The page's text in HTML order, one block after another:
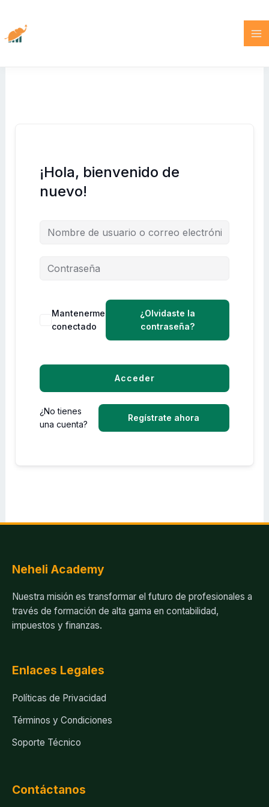
contenido
¡Hola, bienvenido de
nuevo!
Mantenerme
conectado
¿Olvidaste la
contraseña?
Acceder
¿No tienes
una cuenta?
Regístrate ahora
Neheli Academy
Nuestra misión es transformar el futuro de profesionales a
través de formación de alta gama en contabilidad,
impuestos y finanzas.
Enlaces Legales
Políticas de Privacidad
Términos y Condiciones
Soporte Técnico
Contáctanos